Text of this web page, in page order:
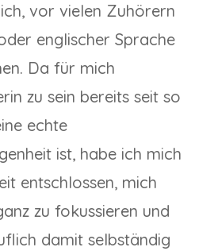
vor vielen Zuhörern
englischer Sprache
Da für mich
zu sein bereits seit so
echte
ist, habe ich mich
entschlossen, mich
zu fokussieren und
damit selbständig